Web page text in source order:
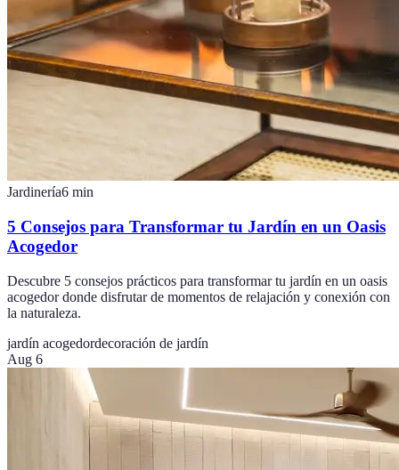
Jardinería6 min
5 Consejos para Transformar tu Jardín en un Oasis
Acogedor
Descubre 5 consejos prácticos para transformar tu jardín en un oasis
acogedor donde disfrutar de momentos de relajación y conexión con
la naturaleza.
jardín acogedordecoración de jardín
Aug 6